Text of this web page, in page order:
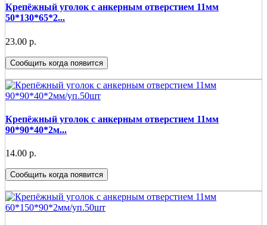
Крепёжный уголок с анкерным отверстием 11мм
50*130*65*2...
23.00 р.
Сообщить когда появится
Крепёжный уголок с анкерным отверстием 11мм
90*90*40*2м...
14.00 р.
Сообщить когда появится